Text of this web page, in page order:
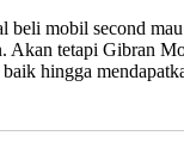
beli mobil second mau
Akan tetapi Gibran
hingga